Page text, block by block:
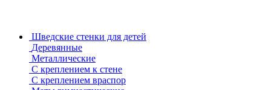
Шведские стенки для детей
Деревянные
Металлические
С креплением к стене
С креплением враспор